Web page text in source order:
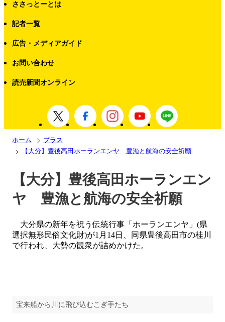
ささっとーとは
記者一覧
広告・メディアガイド
お問い合わせ
読売新聞オンライン
ホーム
プラス
【大分】豊後高田ホーランエンヤ 豊漁と航海の安全祈願
【大分】豊後高田ホーランエン
ヤ 豊漁と航海の安全祈願
大分県の新年を祝う伝統行事「ホーランエンヤ」(県
選択無形民俗文化財)が1月14日、同県豊後高田市の桂川
で行われ、大勢の観衆が詰めかけた。
宝来船から川に飛び込むこぎ手たち